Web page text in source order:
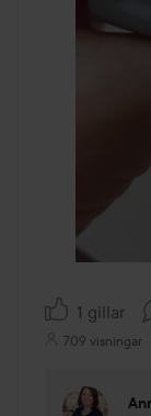
1 gillar
709 visningar